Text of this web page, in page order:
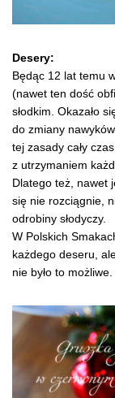
Desery:
Będąc 12 lat temu
(nawet ten dość
słodkim. Okazało
do zmiany
tej zasady cały
z utrzymaniem
Dlatego też, nawet
się nie rozciągnie,
odrobiny słodyczy.
W Polskich
każdego deseru,
nie było to możliwe.